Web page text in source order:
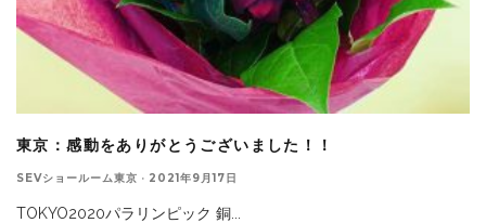
東京：感動をありがとうございました！！
SEVショールーム東京 · 2021年9月17日
TOKYO2020パラリンピック 銅